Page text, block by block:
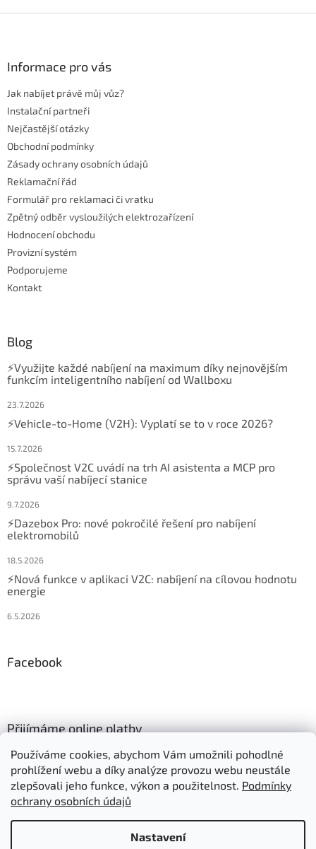
Používáme cookies, abychom Vám umožnili pohodlné
prohlížení webu a díky analýze provozu webu neustále
zlepšovali jeho funkce, výkon a použitelnost. Podmínky
ochrany osobních údajů
Nastavení
Informace pro vás
Jak nabíjet právě můj vůz?
Instalační partneři
Nejčastější otázky
Obchodní podmínky
Zásady ochrany osobních údajů
Reklamační řád
Formulář pro reklamaci či vratku
Zpětný odběr vysloužilých elektrozařízení
Hodnocení obchodu
Provizní systém
Podporujeme
Kontakt
Blog
⚡Využijte každé nabíjení na maximum díky nejnovějším
funkcím inteligentního nabíjení od Wallboxu
23.7.2026
⚡Vehicle-to-Home (V2H): Vyplatí se to v roce 2026?
15.7.2026
⚡Společnost V2C uvádí na trh AI asistenta a MCP pro
správu vaší nabíjecí stanice
9.7.2026
⚡Dazebox Pro: nové pokročilé řešení pro nabíjení
elektromobilů
18.5.2026
⚡Nová funkce v aplikaci V2C: nabíjení na cílovou hodnotu
energie
6.5.2026
Facebook
Přijímáme online platby